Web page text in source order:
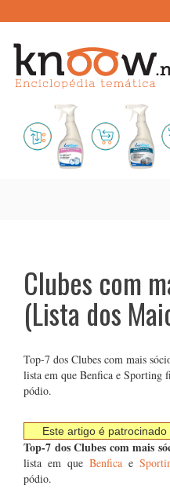
Clubes com
(Lista dos
Top-7 dos Clubes com mais
lista em que Benfica e Sporting
pódio.
Este artigo é patrocinado
Top-7 dos Clubes com mais
lista em que Benficae
pódio.